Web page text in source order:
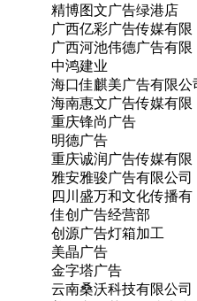
精博图文广告绿港店
广西亿彩广告传媒有限
广西河池伟德广告有限
中鸿建业
海口佳麒美广告有限公
海南惠文广告传媒有限
重庆锋尚广告
明德广告
重庆诚润广告传媒有限
雅安雅骏广告有限公司
四川盛万和文化传播有
佳创广告经营部
创源广告灯箱加工
美晶广告
金字塔广告
云南桑沃科技有限公司